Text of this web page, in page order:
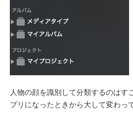
人物の顔を識別して分類するのはす
プリになったときから大して変わっ